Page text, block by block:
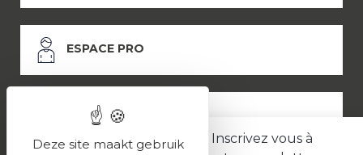
Inscrivez vous à
ESPACE PRO
ESPACE PRESSE
Deze site maakt gebruik